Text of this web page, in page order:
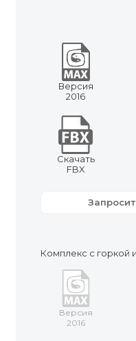
Версия
2016
Скачать
FBX
Комплекс с горкой
Версия
2016